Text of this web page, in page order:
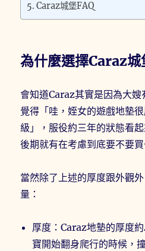
Caraz城堡FAQ
為什麼選擇Caraz城
會知道Caraz其實是因為大
覺得「哇，姪女的遊戲地墊
級」，服役約三年的狀態看
後期就有在考慮到底要不要買
當然除了上述的厚度跟外觀
量：
厚度：Caraz地墊的厚度
寶開始翻身爬行的時候，